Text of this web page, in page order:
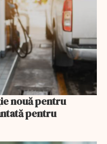
nouă pentru
pentru